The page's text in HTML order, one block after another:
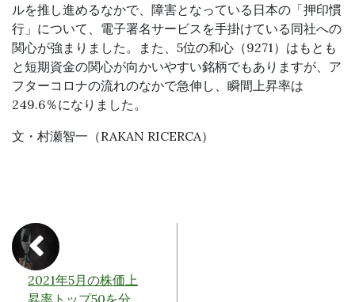
ルを推し進めるなかで、障害となっている日本の「押印慣
行」について、電子署名サービスを手掛けている同社への
関心が強まりました。また、5位の和心（9271）はもとも
と短期資金の関心が向かいやすい銘柄でもありますが、ア
フターコロナの流れのなかで急伸し、瞬間上昇率は
249.6％になりました。
文・村瀬智一（RAKAN RICERCA）
2021年5月の株価上
昇率トップ50を分